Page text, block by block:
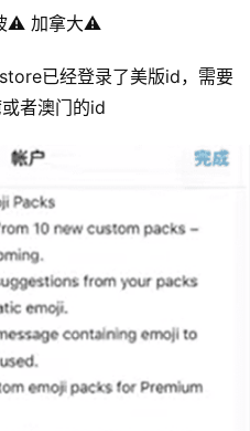
⚠️ 加拿大⚠️
已经登录了美版id，需要
者澳门的id